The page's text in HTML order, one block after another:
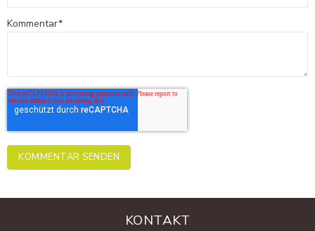
Kommentar*
KONTAKT